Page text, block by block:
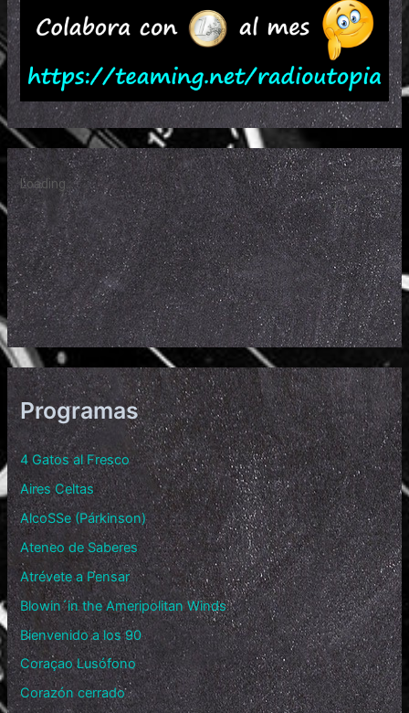
Programas
4 Gatos al Fresco
Aires Celtas
AlcoSSe (Párkinson)
Ateneo de Saberes
Atrévete a Pensar
Blowin´in the Ameripolitan Winds
Bienvenido a los 90
Coraçao Lusófono
Corazón cerrado